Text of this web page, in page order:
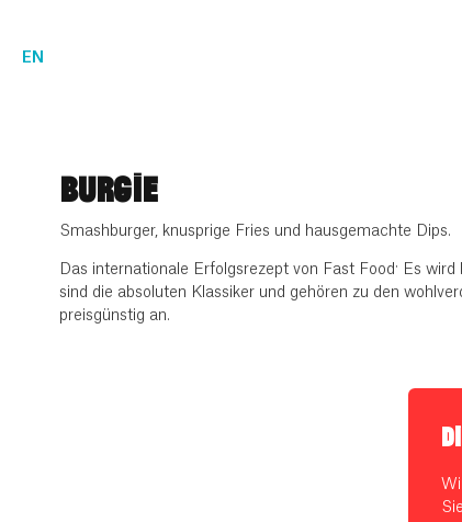
EN
BURGIE
Smashburger, knusprige Fries und hausgemachte Dips.
Das internationale Erfolgsrezept von Fast Food: Es
sind die absoluten Klassiker und gehören zu den
preisgünstig an.